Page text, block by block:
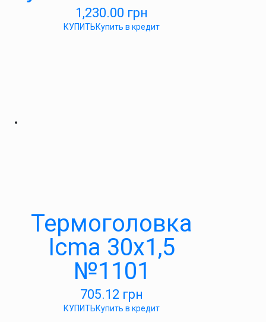
1,230.00 грн
КУПИТЬКупить в кредит
Термоголовка
Icma 30х1,5
№1101
705.12 грн
КУПИТЬКупить в кредит